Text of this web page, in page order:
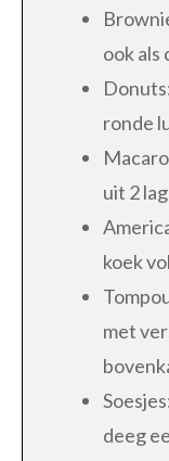
ook als
ronde
uit 2
koek
met
deeg